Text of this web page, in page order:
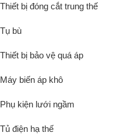
Thiết bị đóng cắt trung thế
Tụ bù
Thiết bị bảo vệ quá áp
Máy biến áp khô
Phụ kiện lưới ngầm
Tủ điện hạ thế